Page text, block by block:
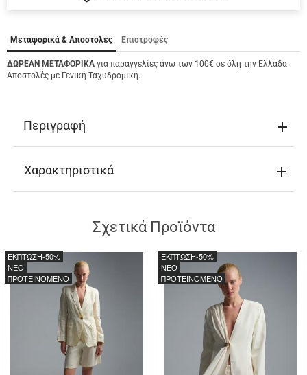
Μεταφορικά & Αποστολές Επιστροφές
ΔΩΡΕΑΝ ΜΕΤΑΦΟΡΙΚΑ για παραγγελίες άνω των 100€ σε όλη την Ελλάδα.
Αποστολές με Γενική Ταχυδρομική.
Περιγραφή
Χαρακτηριστικά
Σχετικά Προϊόντα
ΕΚΠΤΩΣΗ-50%
NEO
ΠΡΟΤΕΙΝΟΜΕΝΟ
ΕΚΠΤΩΣΗ-50%
NEO
ΠΡΟΤΕΙΝΟΜΕΝΟ